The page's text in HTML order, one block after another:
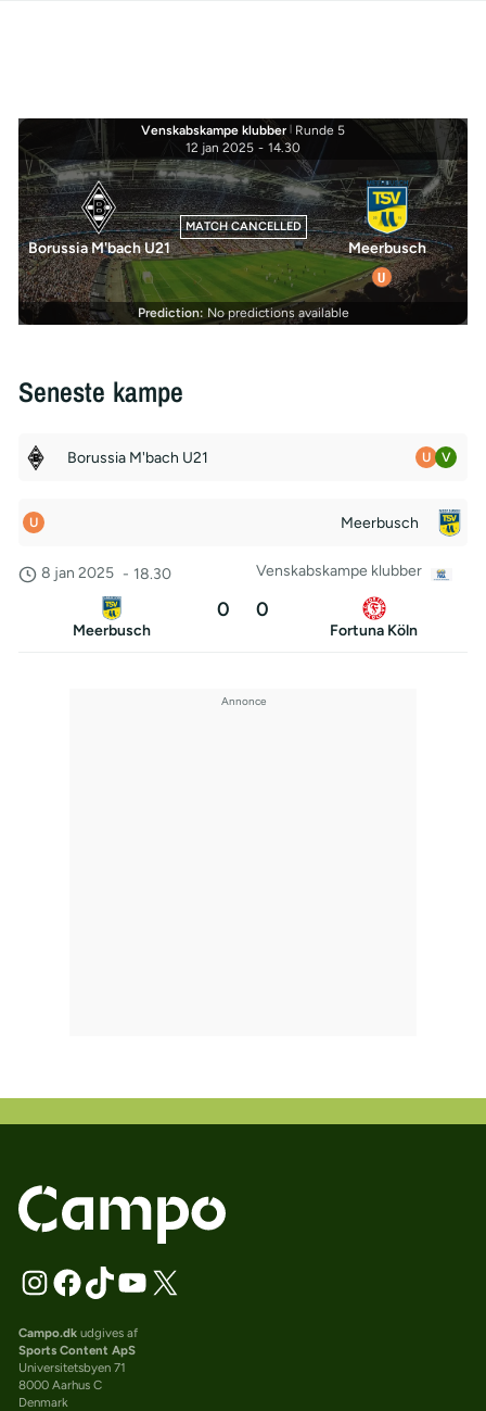
Venskabskampe klubber | Runde 5
12 jan 2025 - 14.30
Borussia M'bach U21
MATCH CANCELLED
Meerbusch
U
Prediction: No predictions available
Seneste kampe
Borussia M'bach U21 U V
Meerbusch
U
Venskabskampe klubber
8 jan 2025 - 18.30
Meerbusch
0 0
Fortuna Köln
Campo.dkudgives af
Sports Content ApS
Universitetsbyen 71
8000 Aarhus C
Denmark